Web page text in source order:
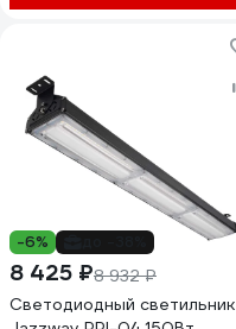
-6%
8 425 ₽8 932 ₽
Светодиодный светильник